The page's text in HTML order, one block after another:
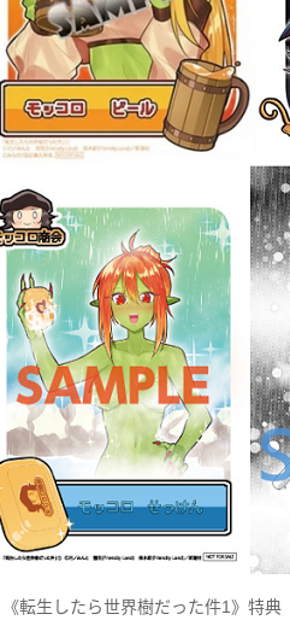
転生したら世界樹だった件1》特典